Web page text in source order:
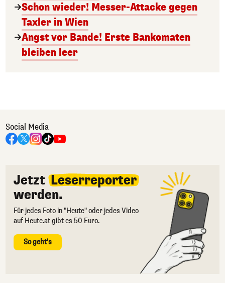
Schon wieder! Messer-Attacke gegen
Taxler in Wien
Angst vor Bande! Erste Bankomaten
bleiben leer
Social Media
Jetzt Leserreporter
werden.
Für jedes Foto in "Heute" oder jedes Video
auf Heute.at gibt es 50 Euro.
So geht's